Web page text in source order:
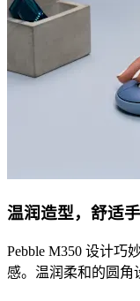
温润造型，舒适
Pebble M350 设计巧
感。温润柔和的圆角